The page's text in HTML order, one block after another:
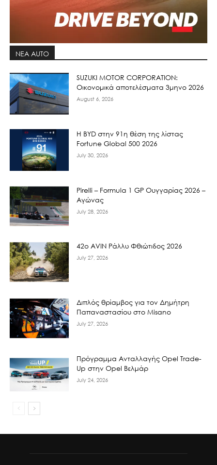
ΝΕΑ AUTO
SUZUKI MOTOR CORPORATION:
Οικονομικά αποτελέσματα 3μηνο 2026
August 6, 2026
Η BYD στην 91η θέση της λίστας
Fortune Global 500 2026
July 30, 2026
Pirelli – Formula 1 GP Ουγγαρίας 2026 –
Αγώνας
July 28, 2026
42ο AVIN Ράλλυ Φθιώτιδος 2026
July 27, 2026
Διπλός θρίαμβος για τον Δημήτρη
Παπαναστασίου στο Misano
July 27, 2026
Πρόγραμμα Ανταλλαγής Opel Trade-
Up στην Opel Βελμάρ
July 24, 2026